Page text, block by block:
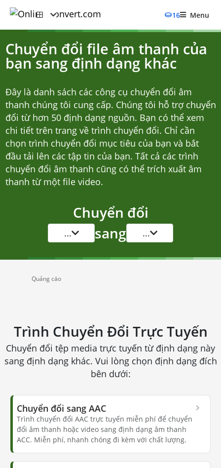
16 Menu
Chuyển đổi file âm thanh của
bạn sang định dạng khác
Đây là danh sách các công cụ chuyển đổi âm
thanh chúng tôi cung cấp. Chúng tôi hỗ trợ chuyển
đổi từ hơn 50 định dạng nguồn. Bạn có thể xem
chi tiết trên trang về trình chuyển đổi. Chỉ cần
chọn trình chuyển đổi mục tiêu của bạn và bắt
đầu tải lên các tập tin của bạn. Tất cả các trình
chuyển đổi âm thanh cũng có thể trích xuất âm
thanh từ một file video.
Chuyển đổi
... sang ...
Quảng cáo
Trình Chuyển Đổi Trực Tuyến
Chuyển đổi tệp media trực tuyến từ định dạng này
sang định dạng khác. Vui lòng chọn định dạng đích
bên dưới:
Chuyển đổi sang AAC
Trình chuyển đổi AAC trực tuyến miễn phí để chuyển
đổi âm thanh hoặc video sang định dạng âm thanh
ACC. Miễn phí, nhanh chóng đi kèm với chất lượng.